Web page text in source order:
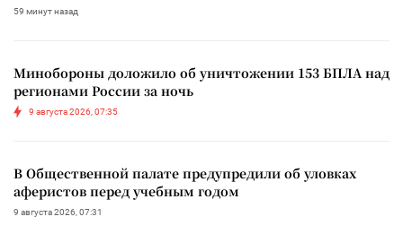
59 минут назад
Минобороны доложило об уничтожении 153 БПЛА над
регионами России за ночь
9 августа 2026, 07:35
В Общественной палате предупредили об уловках
аферистов перед учебным годом
9 августа 2026, 07:31